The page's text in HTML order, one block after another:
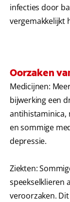
infecties door
vergemakkelijkt
Oorzaken
Medicijnen:
bijwerking een
antihistaminica,
en sommige
depressie.
Ziekten:
speekselklieren
veroorzaken.